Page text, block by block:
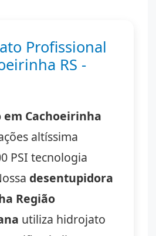
Profissional
RS -
Cachoeirinha
altíssima
PSI tecnologia
desentupidora
Região
utiliza hidrojato